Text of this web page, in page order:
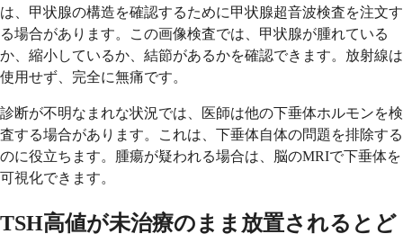
は、甲状腺の構造を確認するために甲状腺超音波検査を注文す
る場合があります。この画像検査では、甲状腺が腫れている
か、縮小しているか、結節があるかを確認できます。放射線は
使用せず、完全に無痛です。
診断が不明なまれな状況では、医師は他の下垂体ホルモンを検
査する場合があります。これは、下垂体自体の問題を排除する
のに役立ちます。腫瘍が疑われる場合は、脳のMRIで下垂体を
可視化できます。
TSH高値が未治療のまま放置されるとど